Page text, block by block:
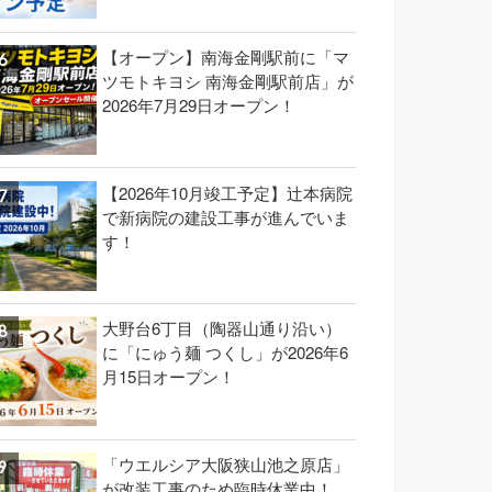
【オープン】南海金剛駅前に「マ
ツモトキヨシ 南海金剛駅前店」が
2026年7月29日オープン！
【2026年10月竣工予定】辻本病院
で新病院の建設工事が進んでいま
す！
大野台6丁目（陶器山通り沿い）
に「にゅう麺 つくし」が2026年6
月15日オープン！
「ウエルシア大阪狭山池之原店」